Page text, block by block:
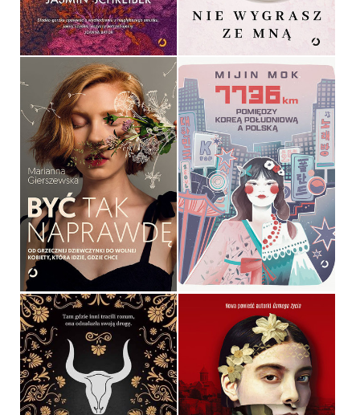
49,99 ZŁ 49,99 ZŁ
BYĆ TAK NAPRAWDĘ
MARIANNA GIERSZEWSKA
OPRAWA MIĘKKA
59,99 ZŁ
7736 KM. POMIĘDZY
KOREĄ POŁUDNIOWĄ A
POLSKĄ
MIJIN MOK
OPRAWA MIĘKKA
59,99 ZŁ